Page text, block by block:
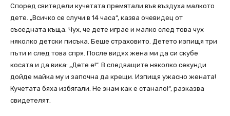
Според свитедели кучетата премятали във въздуха малкото
дете. „Всичко се случи в 14 часа“, казва очевидец от
съседната къща. Чух, че дете играе и малко след това чух
няколко детски писъка. Беше страховито. Детето изпищя три
пъти и след това спря. После видях жена ми да си скубе
косата и да вика: „Дете е!“. В следващите няколко секунди
дойде майка му и започна да крещи. Изпищя ужасно жената!
Кучетата бяха избягали. Не знам как е станало!“, разказва
свидетелят.